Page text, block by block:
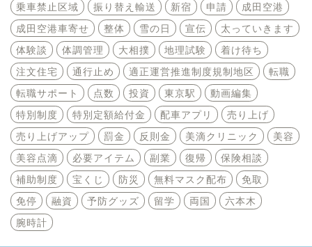
乗車禁止区域
振り替え輸送 新宿 申請
成田空港
成田空港車寄せ
整体 雪の日 宣伝
太っていきます
体験談
体調管理 大相撲 地理試験
着け待ち
注文住宅
通行止め 適正運営推進制度規制地区
転職
転職サポート
点数 投資 東京駅
動画編集
特別制度
特別定額給付金 配車アプリ
売り上げ
売り上げアップ
罰金 反則金 美滴クリニック
美容
美容点滴
必要アイテム 副業 復帰
保険相談
補助制度
宝くじ 防災 無料マスク配布
免取
免停
融資 予防グッズ 留学 両国
六本木
腕時計